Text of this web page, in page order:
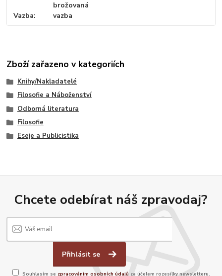
Vazba
brožovaná
vazba
Zboží zařazeno v kategoriích
Knihy/Nakladatelé
Filosofie a Náboženství
Odborná literatura
Filosofie
Eseje a Publicistika
Chcete odebírat náš zpravodaj?
Přihlásit se
Souhlasím se zpracováním osobních údajů za účelem rozesílky newsletteru.